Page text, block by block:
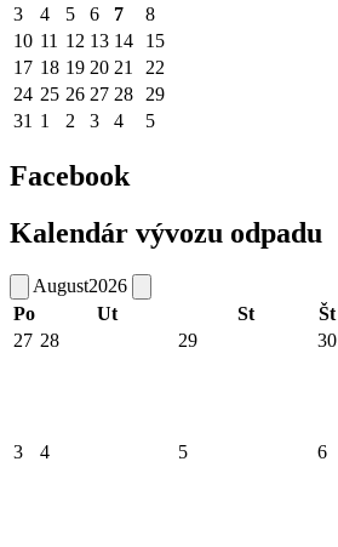
3 4 5 6 7 8
10 11 12 13 14 15
17 18 19 20 21 22
24 25 26 27 28 29
31 1 2 3 4 5
Facebook
Kalendár vývozu odpadu
August2026
Po
Ut St Št
27 28 29 30
3 4 5 6